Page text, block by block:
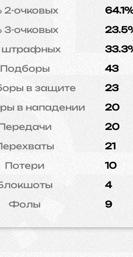
2-очковых
3-очковых
штрафных
Подборы
43
в защите
23
в нападении
20
20
21
Потери
10
4
Фолы 9